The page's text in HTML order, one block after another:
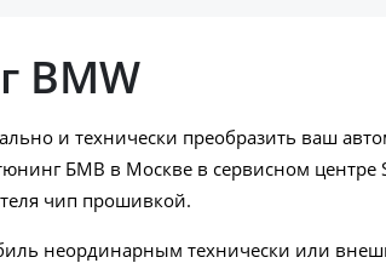
BMW
и технически преобразить ваш
БМВ в Москве в сервисном центре
чип прошивкой.
неординарным технически или